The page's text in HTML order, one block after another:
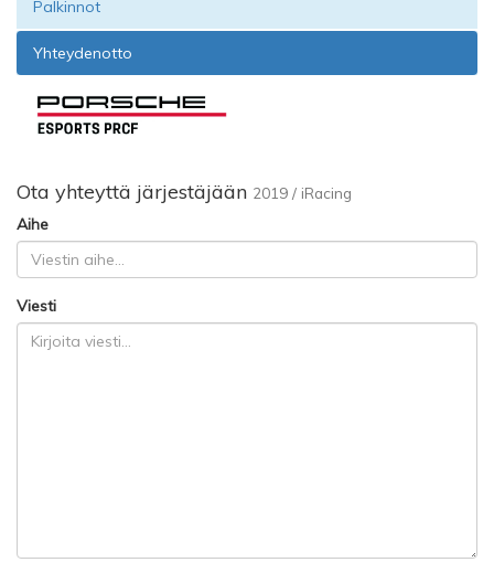
Palkinnot
Yhteydenotto
Ota yhteyttä järjestäjään 2019 / iRacing
Aihe
Viesti